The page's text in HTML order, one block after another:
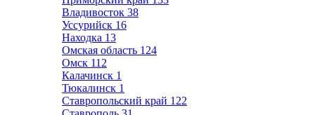
Владивосток 38
Уссурийск 16
Находка 13
Омская область 124
Омск 112
Калачинск 1
Тюкалинск 1
Ставропольский край 122